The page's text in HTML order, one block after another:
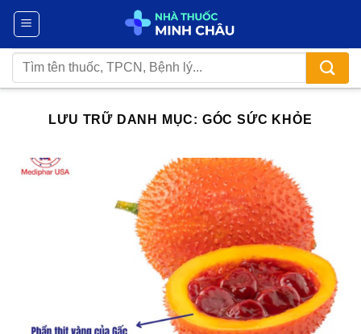
Chuyển
nội
dung
Tìm
kiếm:
LƯU TRỮ DANH MỤC: GÓC SỨC KHỎE